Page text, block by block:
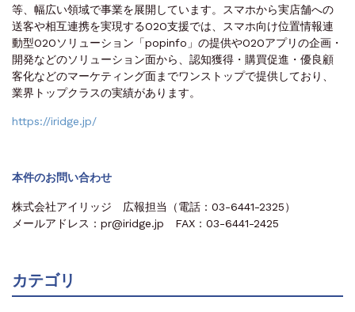
等、幅広い領域で事業を展開しています。スマホから実店舗への
送客や相互連携を実現するO2O支援では、スマホ向け位置情報連
動型O2Oソリューション「popinfo」の提供やO2Oアプリの企画・
開発などのソリューション面から、認知獲得・購買促進・優良顧
客化などのマーケティング面までワンストップで提供しており、
業界トップクラスの実績があります。
https://iridge.jp/
本件のお問い合わせ
株式会社アイリッジ 広報担当（電話：03-6441-2325）
メールアドレス：pr@iridge.jp FAX：03-6441-2425
カテゴリ